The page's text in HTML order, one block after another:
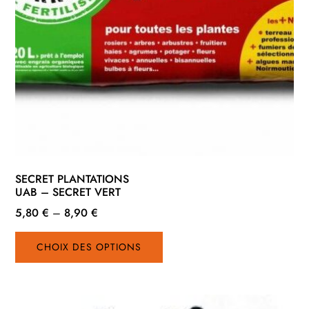
SECRET PLANTATIONS
UAB – SECRET VERT
5,80€ – 8,90€
CHOIX DES OPTIONS
Ce
a